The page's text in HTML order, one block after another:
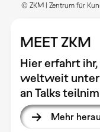
MEET ZKM
Hier erfahrt
weltweit
an Talks
Mehr
© ZKM | Zentrum für